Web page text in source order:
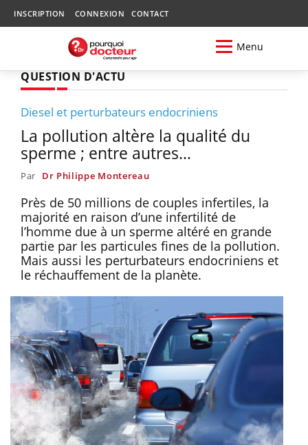
INSCRIPTION CONNEXION CONTACT
Menu
QUESTION D'ACTU
Diesel et perturbateurs endocriniens
La pollution altère la qualité du
sperme ; entre autres…
Par Dr Philippe Montereau
Près de 50 millions de couples infertiles, la
majorité en raison d’une infertilité de
l’homme due à un sperme altéré en grande
partie par les particules fines de la pollution.
Mais aussi les perturbateurs endocriniens et
le réchauffement de la planète.